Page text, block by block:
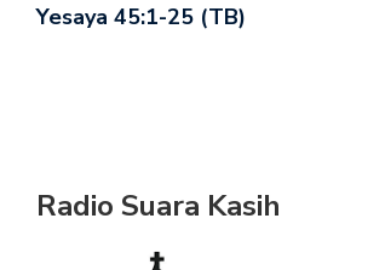
Yesaya 45:1-25 (TB)
Radio Suara Kasih